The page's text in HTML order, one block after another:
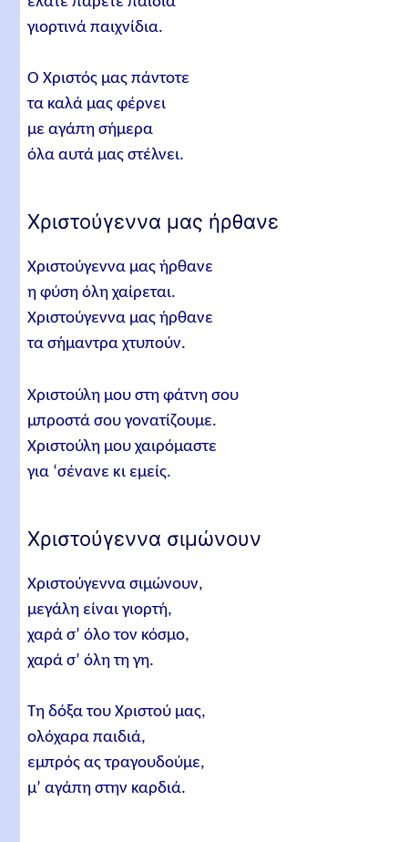
γιορτινά παιχνίδια.
Ο Χριστός μας πάντοτε
τα καλά μας φέρνει
με αγάπη σήμερα
όλα αυτά μας στέλνει.
Χριστούγεννα μας ήρθανε
Χριστούγεννα μας ήρθανε
η φύση όλη χαίρεται.
Χριστούγεννα μας ήρθανε
τα σήμαντρα χτυπούν.
Χριστούλη μου στη φάτνη σου
μπροστά σου γονατίζουμε.
Χριστούλη μου χαιρόμαστε
για ‘σένανε κι εμείς.
Χριστούγεννα σιμώνουν
Χριστούγεννα σιμώνουν,
μεγάλη είναι γιορτή,
χαρά σ’ όλο τον κόσμο,
χαρά σ’ όλη τη γη.
Τη δόξα του Χριστού μας,
ολόχαρα παιδιά,
εμπρός ας τραγουδούμε,
μ’ αγάπη στην καρδιά.